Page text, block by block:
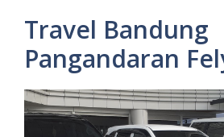
Travel Bandung
Pangandaran